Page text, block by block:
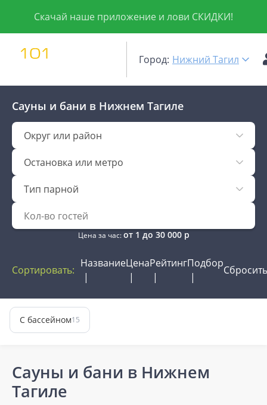
Скачай наше приложение и лови СКИДКИ!
Город: Нижний Тагил
Сауны и бани в Нижнем Тагиле
Округ или район
Остановка или метро
Тип парной
Цена за час:от 1 до 30 000р
Сортировать:
НазваниеЦенаРейтингПодбор
Сбросить
С бассейном15
Сауны и бани в Нижнем
Тагиле